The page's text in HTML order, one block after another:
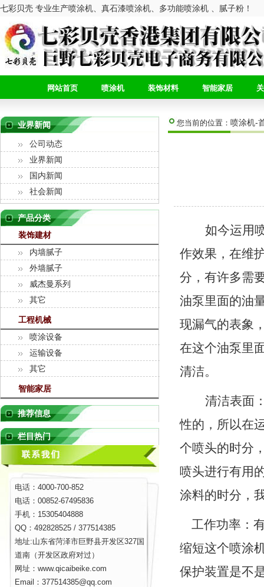
七彩贝壳 专业生产喷涂机、真石漆喷涂机、多功能喷涂机 、腻子粉！
网站首页 喷涂机 装饰材料 智能家居
业界新闻
公司动态
业界新闻
国内新闻
社会新闻
产品分类
装饰建材
内墙腻子
外墙腻子
威杰曼系列
其它
工程机械
喷涂设备
运输设备
其它
智能家居
推荐信息
栏目热门
电话：4000-700-852
电话：00852-67495836
手机：15305404888
QQ：492828525 / 377514385
地址:山东省菏泽市巨野县开发区327国
道南（开发区政府对过）
网址：www.qicaibeike.com
Email：377514385@qq.com
您当前的位置： 喷涂机-
如今运用
作效果，在维
分，有许多需
油泵里面的油
现漏气的表象
在这个油泵里
清洁。
清洁表面
性的，所以在
个喷头的时分
喷头进行有用
涂料的时分，
工作功率：
缩短这个喷涂
保护装置是不